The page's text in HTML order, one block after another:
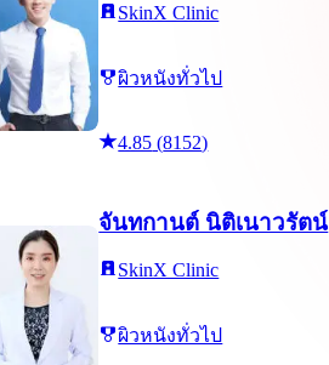
SkinX Clinic
ผิวหนังทั่วไป
4.85 (8152)
จันทกานต์ นิติเนาวรัตน์
SkinX Clinic
ผิวหนังทั่วไป